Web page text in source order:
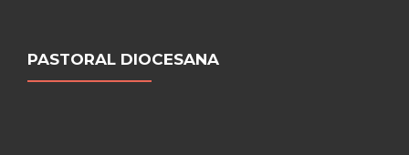
PASTORAL DIOCESANA